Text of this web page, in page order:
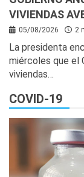
VIVIENDAS
05/08/2026 2
La presidenta
miércoles que el
viviendas…
COVID-19